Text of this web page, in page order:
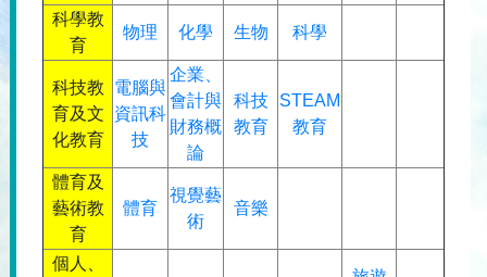
科學教
育
物理 化學 生物 科學
科技教
育及文
化教育
電腦與
資訊科
技
企業、
會計與
財務概
論
科技
教育
STEAM
教育
體育及
藝術教
育
體育
視覺藝
術
音樂
個人、